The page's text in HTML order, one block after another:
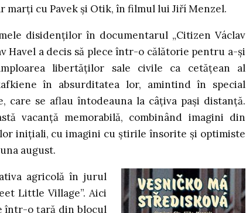
marți cu Pavek și Otik, în filmul lui Jiří Menzel.
disidenților în documentarul „Citizen Václav
Havel a decis să plece într-o călătorie pentru a-și
libertăților sale civile ca cetățean al
în absurditatea lor, amintind în special
se aflau întodeauna la câțiva pași distanță.
vacanță memorabilă, combinând imagini din
inițiali, cu imagini cu știrile însorite și optimiste
august.
agricolă în jurul
Little Village”. Aici
într-o țară din blocul